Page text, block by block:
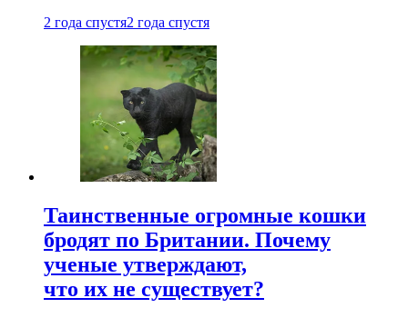
2 года спустя2 года спустя
Таинственные огромные кошки
бродят по Британии. Почему
ученые утверждают,
что их не существует?